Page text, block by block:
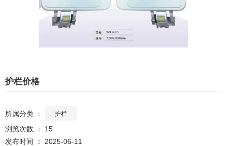
护栏价格
所属分类 ： 护栏
浏览次数 ： 15
发布时间 ： 2025-06-11